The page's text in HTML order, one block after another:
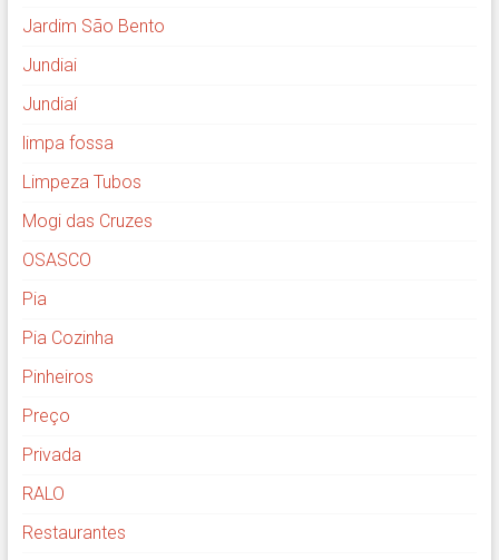
Jardim São Bento
Jundiai
Jundiaí
limpa fossa
Limpeza Tubos
Mogi das Cruzes
OSASCO
Pia
Pia Cozinha
Pinheiros
Preço
Privada
RALO
Restaurantes